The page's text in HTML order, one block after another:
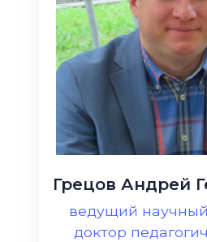
Грецов Андрей
ведущий
доктор